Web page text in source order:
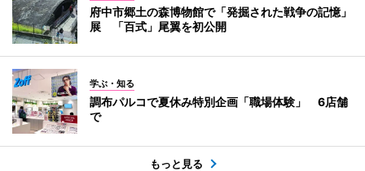
府中市郷土の森博物館で「発掘された戦争の記憶」
展 「百式」尾翼を初公開
学ぶ・知る
調布パルコで夏休み特別企画「職場体験」 6店舗
で
もっと見る